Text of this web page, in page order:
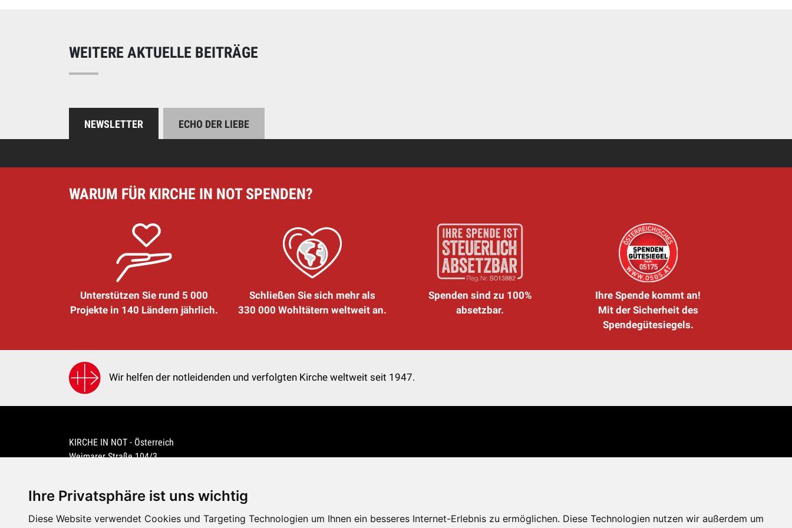
Ihre Privatsphäre ist uns wichtig
Diese Website verwendet Cookies und Targeting Technologien um Ihnen ein besseres Internet-Erlebnis zu ermöglichen. Diese Technologien nutzen wir außerdem um
WEITERE AKTUELLE BEITRÄGE
NEWSLETTER ECHO DER LIEBE
WARUM FÜR KIRCHE IN NOT SPENDEN?
Unterstützen Sie rund 5 000
Projekte in 140 Ländern jährlich.
Schließen Sie sich mehr als
330 000 Wohltätern weltweit an.
Spenden sind zu 100%
absetzbar.
Ihre Spende kommt an!
Mit der Sicherheit des
Spendegütesiegels.
Wir helfen der notleidenden und verfolgten Kirche weltweit seit 1947.
KIRCHE IN NOT - Österreich
Weimarer Straße 104/3
kin@kircheinnot.at